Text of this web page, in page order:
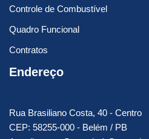
Controle de Combustível
Quadro Funcional
Contratos
Endereço
Rua Brasiliano Costa, 40 - Centro
CEP: 58255-000 - Belém / PB